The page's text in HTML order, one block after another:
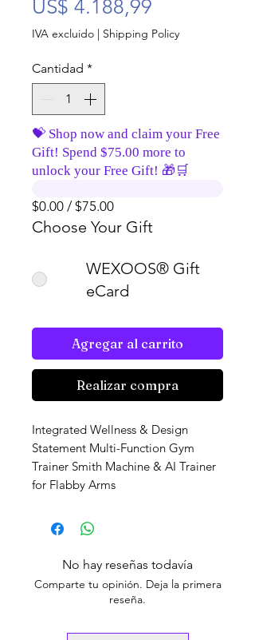
US$ 4.188,99
IVA excluido | Shipping Policy
Cantidad *
💝 Shop now and claim your Free
Gift! Spend $75.00 more to
unlock your Free Gift! 🎁🛒
$0.00 / $75.00
Choose Your Gift
WEXOOS® Gift
eCard
Agregar al carrito
Realizar compra
Integrated Wellness & Design
Statement Multi-Function Gym
Trainer Smith Machine & AI Trainer
for Flabby Arms
No hay reseñas todavía
Comparte tu opinión. Deja la primera
reseña.